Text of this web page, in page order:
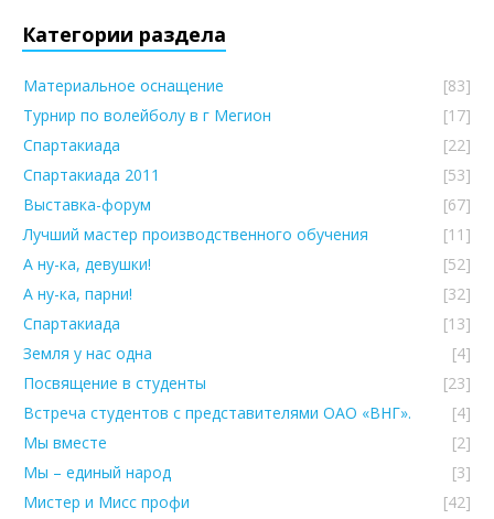
Категории раздела
Материальное оснащение
[83]
Турнир по волейболу в г Мегион
[17]
Спартакиада
[22]
Спартакиада 2011
[53]
Выставка-форум
[67]
Лучший мастер производственного обучения
[11]
А ну-ка, девушки!
[52]
А ну-ка, парни!
[32]
Спартакиада
[13]
Земля у нас одна
[4]
Посвящение в студенты
[23]
Встреча студентов с представителями ОАО «ВНГ».
[4]
Мы вместе
[2]
Мы – единый народ
[3]
Мистер и Мисс профи
[42]